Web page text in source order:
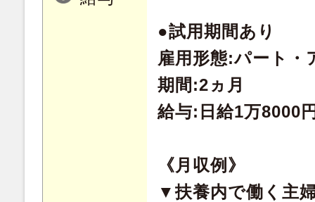
●試用期間あり
雇用形態:パート・
期間:2ヵ月
給与:日給1万8000
《月収例》
▼扶養内で働く主